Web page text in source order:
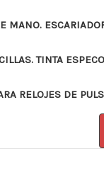
MANO.
TINTA
RELOJES DE